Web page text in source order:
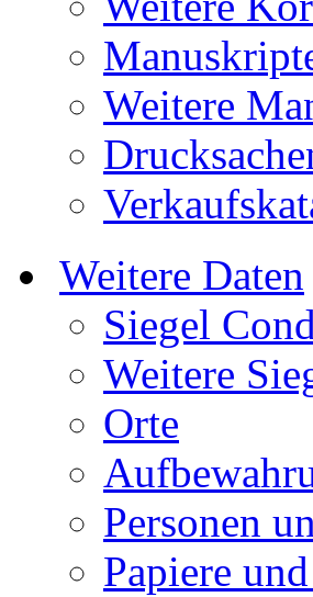
Weitere
Weitere Daten
Siegel
Weitere
Orte
Personen
Papiere